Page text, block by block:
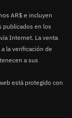
AR$ e incluyen
publicados en los
Internet. La venta
la verificación de
a sus
está protegido con